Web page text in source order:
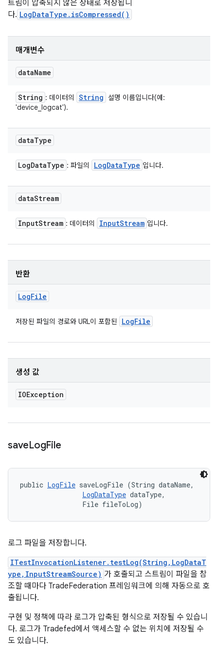
트림이 압축되지 않은 상태로 저장됩니
다. LogDataType.isCompressed()
매개변수
dataName
String : 데이터의 String
설명 이름입니다(예:
'device_logcat').
dataType
LogDataType : 파일의 LogDataType 입니다.
dataStream
InputStream : 데이터의 InputStream 입니다.
반환
LogFile
저장된 파일의 경로와 URL이 포함된 LogFile
생성 값
IOException
saveLogFile
public LogFile saveLogFile (String dataName,
LogDataType dataType,
                File fileToLog)
로그 파일을 저장합니다.
ITestInvocationListener.testLog(String,LogDataT
ype,InputStreamSource) 가 호출되고 스트림이 파일을 참
조할 때마다 TradeFederation 프레임워크에 의해 자동으로 호
출됩니다.
구현 및 정책에 따라 로그가 압축된 형식으로 저장될 수 있습니
다. 로그가 Tradefed에서 액세스할 수 없는 위치에 저장될 수
도 있습니다.